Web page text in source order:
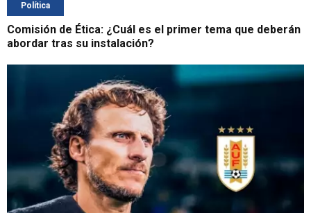
Política
Comisión de Ética: ¿Cuál es el primer tema que deberán
abordar tras su instalación?